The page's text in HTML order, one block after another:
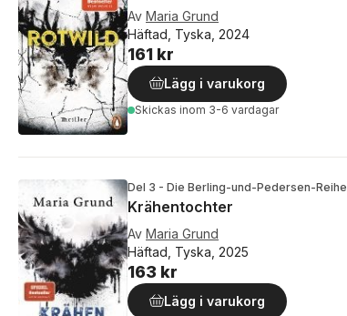
Av Maria Grund
Häftad, Tyska, 2024
161 kr
Lägg i varukorg
Skickas inom 3-6 vardagar
Del 3 - Die Berling-und-Pedersen-Reihe
Krähentochter
Av Maria Grund
Häftad, Tyska, 2025
163 kr
Lägg i varukorg